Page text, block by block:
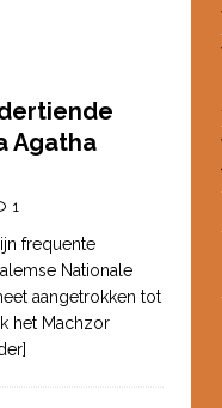
Agatha
1
frequente
Nationale
aangetrokken tot
het Machzor